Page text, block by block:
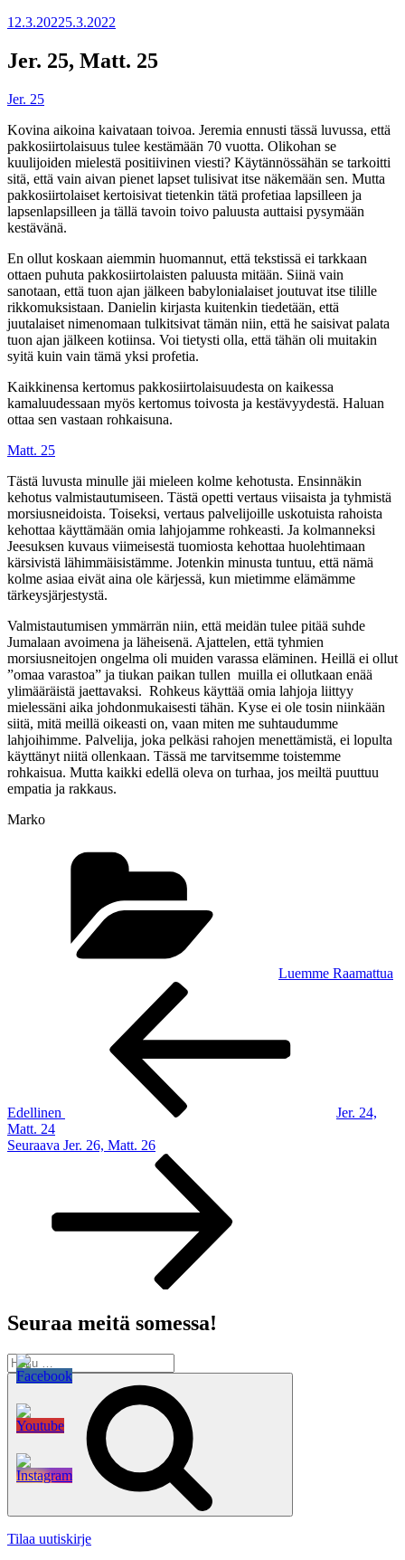
Julkaistu
12.3.20225.3.2022
Jer. 25, Matt. 25
Jer. 25
Kovina aikoina kaivataan toivoa. Jeremia ennusti tässä luvussa, että
pakkosiirtolaisuus tulee kestämään 70 vuotta. Olikohan se
kuulijoiden mielestä positiivinen viesti? Käytännössähän se tarkoitti
sitä, että vain aivan pienet lapset tulisivat itse näkemään sen. Mutta
pakkosiirtolaiset kertoisivat tietenkin tätä profetiaa lapsilleen ja
lapsenlapsilleen ja tällä tavoin toivo paluusta auttaisi pysymään
kestävänä.
En ollut koskaan aiemmin huomannut, että tekstissä ei tarkkaan
ottaen puhuta pakkosiirtolaisten paluusta mitään. Siinä vain
sanotaan, että tuon ajan jälkeen babylonialaiset joutuvat itse tilille
rikkomuksistaan. Danielin kirjasta kuitenkin tiedetään, että
juutalaiset nimenomaan tulkitsivat tämän niin, että he saisivat palata
tuon ajan jälkeen kotiinsa. Voi tietysti olla, että tähän oli muitakin
syitä kuin vain tämä yksi profetia.
Kaikkinensa kertomus pakkosiirtolaisuudesta on kaikessa
kamaluudessaan myös kertomus toivosta ja kestävyydestä. Haluan
ottaa sen vastaan rohkaisuna.
Matt. 25
Tästä luvusta minulle jäi mieleen kolme kehotusta. Ensinnäkin
kehotus valmistautumiseen. Tästä opetti vertaus viisaista ja tyhmistä
morsiusneidoista. Toiseksi, vertaus palvelijoille uskotuista rahoista
kehottaa käyttämään omia lahjojamme rohkeasti. Ja kolmanneksi
Jeesuksen kuvaus viimeisestä tuomiosta kehottaa huolehtimaan
kärsivistä lähimmäisistämme. Jotenkin minusta tuntuu, että nämä
kolme asiaa eivät aina ole kärjessä, kun mietimme elämämme
tärkeysjärjestystä.
Valmistautumisen ymmärrän niin, että meidän tulee pitää suhde
Jumalaan avoimena ja läheisenä. Ajattelen, että tyhmien
morsiusneitojen ongelma oli muiden varassa eläminen. Heillä ei ollut
”omaa varastoa” ja tiukan paikan tullen muilla ei ollutkaan enää
ylimääräistä jaettavaksi. Rohkeus käyttää omia lahjoja liittyy
mielessäni aika johdonmukaisesti tähän. Kyse ei ole tosin niinkään
siitä, mitä meillä oikeasti on, vaan miten me suhtaudumme
lahjoihimme. Palvelija, joka pelkäsi rahojen menettämistä, ei lopulta
käyttänyt niitä ollenkaan. Tässä me tarvitsemme toistemme
rohkaisua. Mutta kaikki edellä oleva on turhaa, jos meiltä puuttuu
empatia ja rakkaus.
Marko
Luemme Raamattua
Edellinen
Jer. 24,
Matt. 24
Seuraava
Seuraava Jer. 26, Matt. 26
Seuraa meitä somessa!
Etsi:
Tilaa uutiskirje